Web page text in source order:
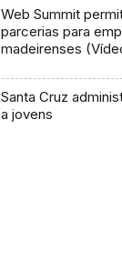
Web Summit
parcerias para
madeirenses
Santa Cruz
a jovens